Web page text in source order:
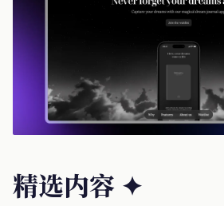
精选内容 ✦